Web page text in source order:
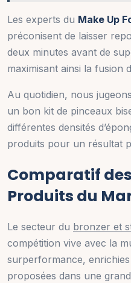
Les experts du Make Up
préconisent de laisser
deux minutes avant de
maximisant ainsi la fusion
Au quotidien, nous
un bon kit de pinceaux
différentes densités
produits pour un résultat
Comparatif
Produits du
Le secteur du bronzer et
compétition vive avec la
surperformance,
proposées dans une